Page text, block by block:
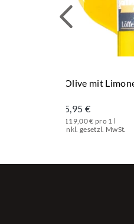
Olive mit
5,95 €
119,00 € pro 1 l
inkl. gesetzl. MwSt.